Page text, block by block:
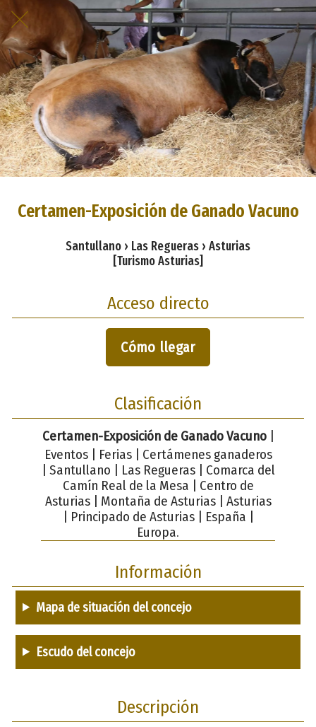
Certamen-Exposición de Ganado Vacuno
Santullano › Las Regueras › Asturias
[Turismo Asturias]
Acceso directo
Cómo llegar
Clasificación
Certamen-Exposición de Ganado Vacuno|
Eventos | Ferias | Certámenes ganaderos
| Santullano | Las Regueras | Comarca del
Camín Real de la Mesa | Centro de
Asturias | Montaña de Asturias | Asturias
| Principado de Asturias | España |
Europa.
Información
Mapa de situación del concejo
Escudo del concejo
Descripción